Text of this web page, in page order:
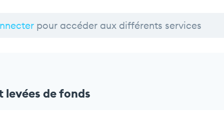
pour accéder aux différents services
levées de fonds